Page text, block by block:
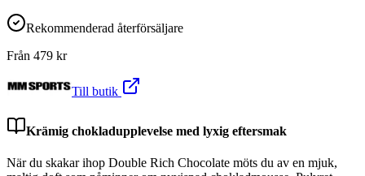
Rekommenderad återförsäljare
Från 479 kr
Till butik
Krämig chokladupplevelse med lyxig eftersmak
När du skakar ihop Double Rich Chocolate möts du av en mjuk,